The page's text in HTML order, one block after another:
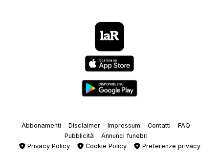
Abbonamenti Disclaimer Impressum Contatti
FAQ
Pubblicità
Annunci funebri
Privacy Policy
Cookie Policy Preferenze privacy